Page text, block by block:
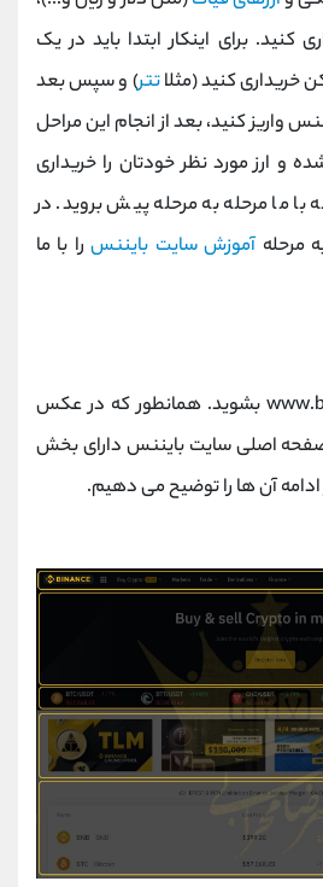
کنید. برای اینکار ابتدا باید در یک
خریداری کنید (مثلاتتر) و سپس بعد
واریز کنید، بعد از انجام این مراحل
و ارز مورد نظر خودتان را خریداری
با ما مرحله به مرحله پیش بروید. در
مرحلهآموزش سایت بایننسرا با ما
وارد سایت www.binance.com بشوید. همانطور که در عکس
اصلی سایت بایننس دارای بخش
آن ها را توضیح می دهیم.